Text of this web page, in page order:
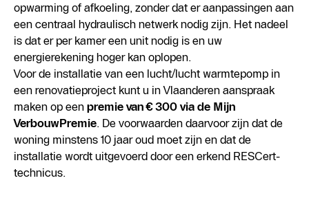
opwarming of afkoeling, zonder dat er aanpassingen aan
een centraal hydraulisch netwerk nodig zijn. Het nadeel
is dat er per kamer een unit nodig is en uw
energierekening hoger kan oplopen.
Voor de installatie van een lucht/lucht warmtepomp in
een renovatieproject kunt u in Vlaanderen aanspraak
maken op een premie van € 300 via de Mijn
VerbouwPremie. De voorwaarden daarvoor zijn dat de
woning minstens 10 jaar oud moet zijn en dat de
installatie wordt uitgevoerd door een erkend RESCert-
technicus.